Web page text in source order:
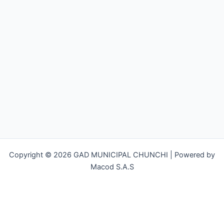
Copyright © 2026 GAD MUNICIPAL CHUNCHI | Powered by
Macod S.A.S